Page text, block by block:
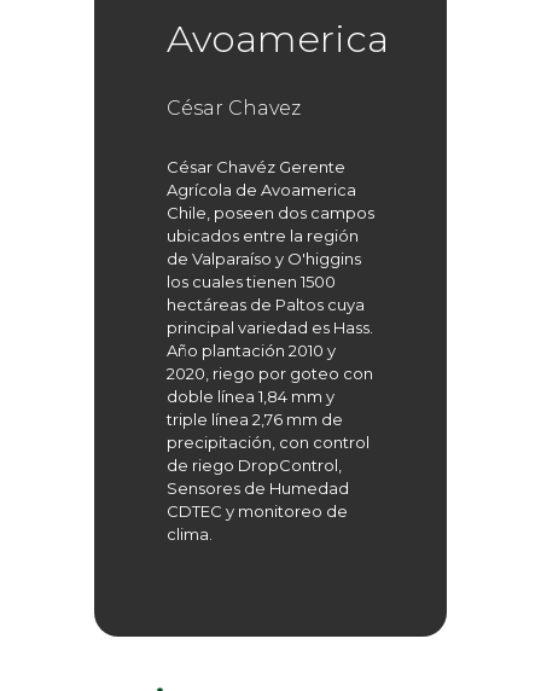
Avoamerica
César Chavez
César Chavéz Gerente
Agrícola de Avoamerica
Chile, poseen dos campos
ubicados entre la región
de Valparaíso y O'higgins
los cuales tienen 1500
hectáreas de Paltos cuya
principal variedad es Hass.
Año plantación 2010 y
2020, riego por goteo con
doble línea 1,84 mm y
triple línea 2,76 mm de
precipitación, con control
de riego DropControl,
Sensores de Humedad
CDTEC y monitoreo de
clima.